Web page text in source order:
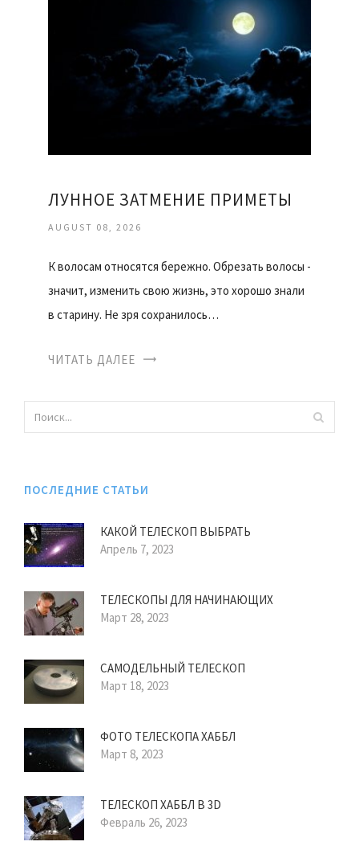
ЛУННОЕ ЗАТМЕНИЕ ПРИМЕТЫ
AUGUST 08, 2026
К волосам относятся бережно. Обрезать волосы -
значит, изменить свою жизнь, это хорошо знали
в старину. Не зря сохранилось…
ЧИТАТЬ ДАЛЕЕ
ПОСЛЕДНИЕ СТАТЬИ
КАКОЙ ТЕЛЕСКОП ВЫБРАТЬ
Апрель 7, 2023
ТЕЛЕСКОПЫ ДЛЯ НАЧИНАЮЩИХ
Март 28, 2023
САМОДЕЛЬНЫЙ ТЕЛЕСКОП
Март 18, 2023
ФОТО ТЕЛЕСКОПА ХАББЛ
Март 8, 2023
ТЕЛЕСКОП ХАББЛ В 3D
Февраль 26, 2023